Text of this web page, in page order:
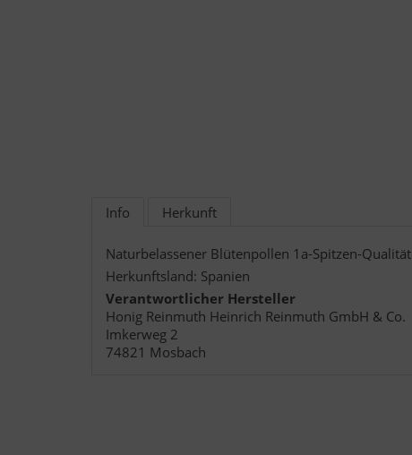
Info Herkunft
Naturbelassener Blütenpollen 1a-Spitzen-Qualität
Herkunftsland: Spanien
Verantwortlicher Hersteller
Honig Reinmuth Heinrich Reinmuth GmbH & Co.
Imkerweg 2
74821 Mosbach